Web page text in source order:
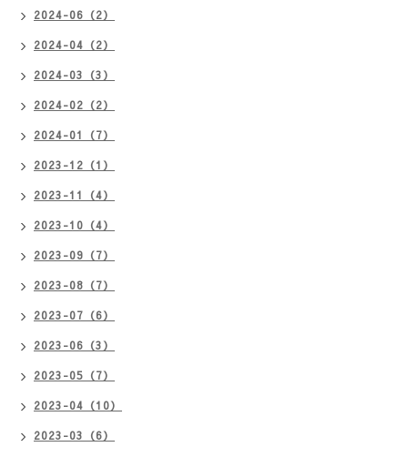
2024-06（2）
2024-04（2）
2024-03（3）
2024-02（2）
2024-01（7）
2023-12（1）
2023-11（4）
2023-10（4）
2023-09（7）
2023-08（7）
2023-07（6）
2023-06（3）
2023-05（7）
2023-04（10）
2023-03（6）